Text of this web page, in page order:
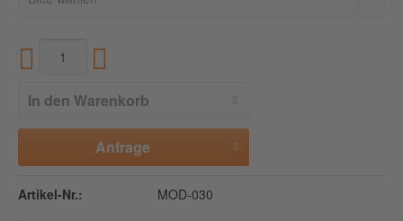
In den Warenkorb
Anfrage
Artikel-Nr.: MOD-030